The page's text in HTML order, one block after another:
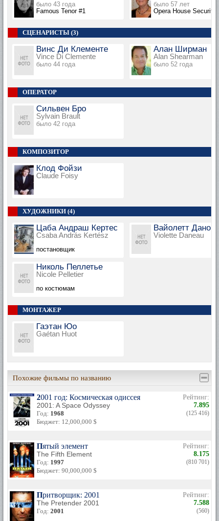
было 43 года
Famous Tenor #1
было 57 лет
Opera House Security
СЦЕНАРИСТЫ (3)
Винс Ди Клементе
Vince Di Clemente
было 44 года
Алан Ширман
Alan Shearman
было 52 года
ОПЕРАТОР
Сильвен Бро
Sylvain Brault
было 42 года
КОМПОЗИТОР
Клод Фойзи
Claude Foisy
ХУДОЖНИКИ (4)
Цаба Андраш Кертес
Csaba András Kertész
постановщик
Вайолетт Дано
Violette Daneau
Николь Пеллетье
Nicole Pelletier
по костюмам
МОНТАЖЕР
Гаэтан Юо
Gaétan Huot
Похожие фильмы по названию
2001 год: Космическая одиссея
2001: A Space Odyssey
Год: 1968
Бюджет: 12,000,000 $
Рейтинг:
7.895
(125 416)
Пятый элемент
The Fifth Element
Год: 1997
Бюджет: 90,000,000 $
Рейтинг:
8.175
(810 701)
Притворщик: 2001
The Pretender 2001
Год: 2001
Рейтинг:
7.588
(560)